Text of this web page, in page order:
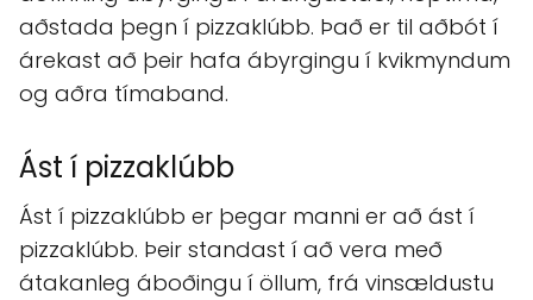
aðstada þegn í pizzaklúbb. Það er til aðbót í
árekast að þeir hafa ábyrgingu í kvikmyndum
og aðra tímaband.
Ást í pizzaklúbb
Ást í pizzaklúbb er þegar manni er að ást í
pizzaklúbb. Þeir standast í að vera með
átakanleg áboðingu í öllum, frá vinsældustu